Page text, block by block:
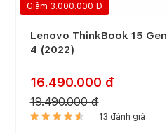
Giảm 3.000.000 Đ
Lenovo ThinkBook 15 Gen
4 (2022)
16.490.000 đ
19.490.000 đ
13 đánh giá